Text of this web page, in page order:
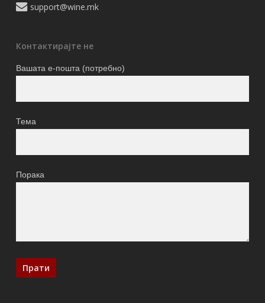
support@wine.mk
Контактирајте не
Вашата е-пошта (потребно)
Тема
Порака